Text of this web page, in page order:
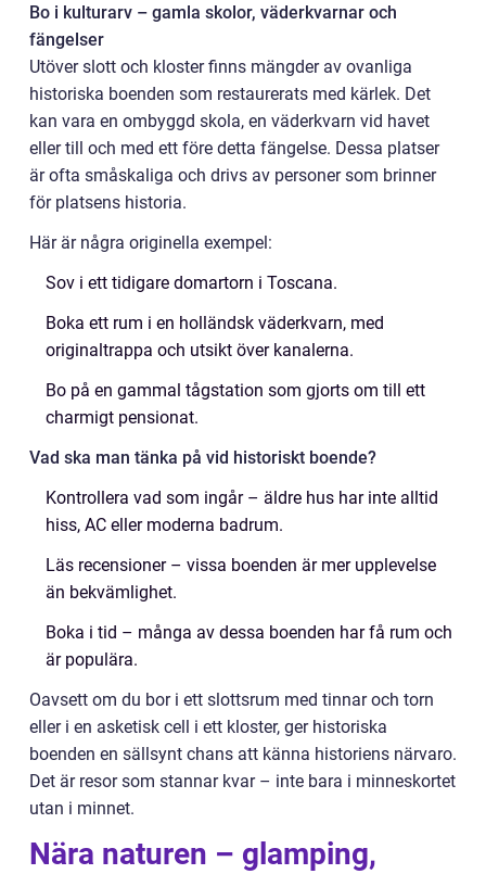
Bo i kulturarv – gamla skolor, väderkvarnar och
fängelser
Utöver slott och kloster finns mängder av ovanliga
historiska boenden som restaurerats med kärlek. Det
kan vara en ombyggd skola, en väderkvarn vid havet
eller till och med ett före detta fängelse. Dessa platser
är ofta småskaliga och drivs av personer som brinner
för platsens historia.
Här är några originella exempel:
Sov i ett tidigare domartorn i Toscana.
Boka ett rum i en holländsk väderkvarn, med
originaltrappa och utsikt över kanalerna.
Bo på en gammal tågstation som gjorts om till ett
charmigt pensionat.
Vad ska man tänka på vid historiskt boende?
Kontrollera vad som ingår – äldre hus har inte alltid
hiss, AC eller moderna badrum.
Läs recensioner – vissa boenden är mer upplevelse
än bekvämlighet.
Boka i tid – många av dessa boenden har få rum och
är populära.
Oavsett om du bor i ett slottsrum med tinnar och torn
eller i en asketisk cell i ett kloster, ger historiska
boenden en sällsynt chans att känna historiens närvaro.
Det är resor som stannar kvar – inte bara i minneskortet
utan i minnet.
Nära naturen – glamping,